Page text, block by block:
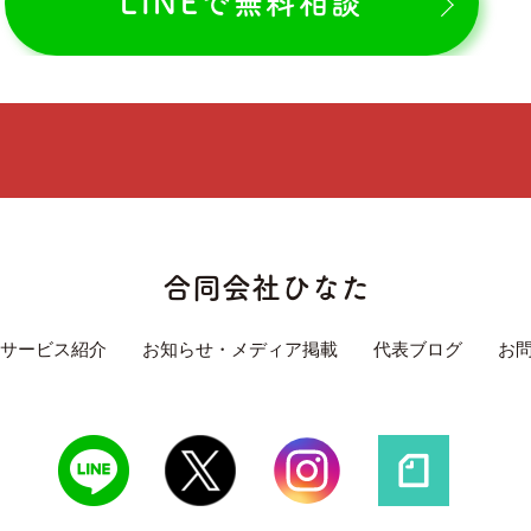
合同会社ひなた
サービス紹介 お知らせ・メディア掲載 代表ブログ お